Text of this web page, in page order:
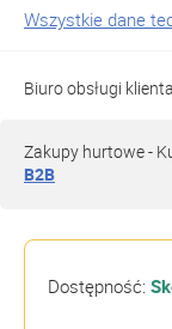
Wszystkie dane
Biuro obsługi
Zakupy hurtowe -
B2B
Dostępność: